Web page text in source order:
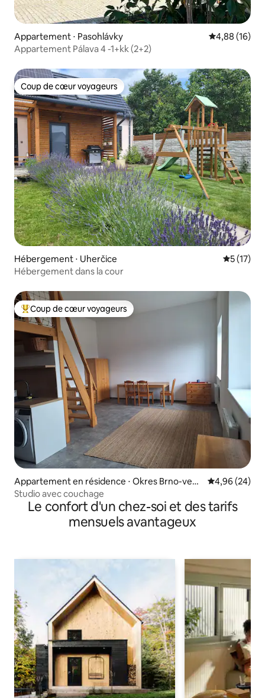
Appartement ⋅ Pasohlávky Évaluation
4,88 (16)
Appartement Pálava 4 -1+kk (2+2)
Coup de cœur voyageurs
Coup de cœur voyageurs
Hébergement ⋅ Uherčice
5 (17)
Hébergement dans la cour
Coups de cœur voyageurs les plus appréciés
Coup de cœur voyageurs
Appartement en résidence ⋅ Okres Brno-venk
ov
Évaluation
4,96 (24)
Studio avec couchage
Le confort d'un chez-soi et des tarifs
mensuels avantageux